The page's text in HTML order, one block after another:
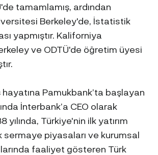
tamamlamış, ardından
Berkeley'de, İstatistik
yapmıştır. Kaliforniya
ve ODTÜ'de öğretim üyesi
Pamukbank’ta başlayan
İnterbank’a CEO olarak
yılında, Türkiye'nin ilk yatırım
sermaye piyasaları ve kurumsal
faaliyet gösteren Türk